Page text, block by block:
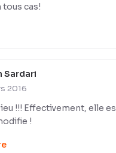
tous cas!
Sardari
2016
!!! Effectivement, elle
!